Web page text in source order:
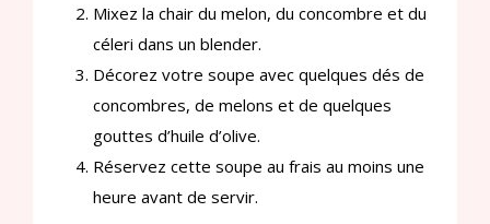
Mixez la chair du melon, du concombre et du
céleri dans un blender.
Décorez votre soupe avec quelques dés de
concombres, de melons et de quelques
gouttes d’huile d’olive.
Réservez cette soupe au frais au moins une
heure avant de servir.